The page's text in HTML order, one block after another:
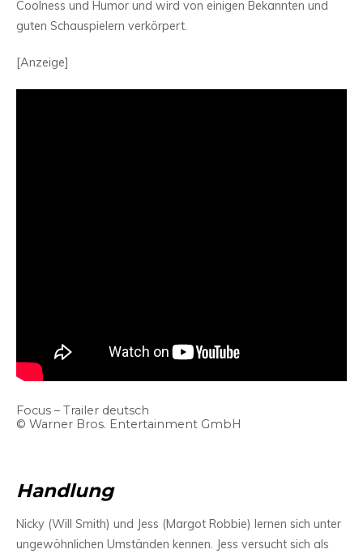
Coolness und Humor und wird von einigen Bekannten und
guten Schauspielern verkörpert.
[Anzeige]
Focus – Trailer deutsch
© Warner Bros. Entertainment GmbH
Handlung
Nicky (Will Smith) und Jess (Margot Robbie) lernen sich unter
ungewöhnlichen Umständen kennen. Jess versucht sich als